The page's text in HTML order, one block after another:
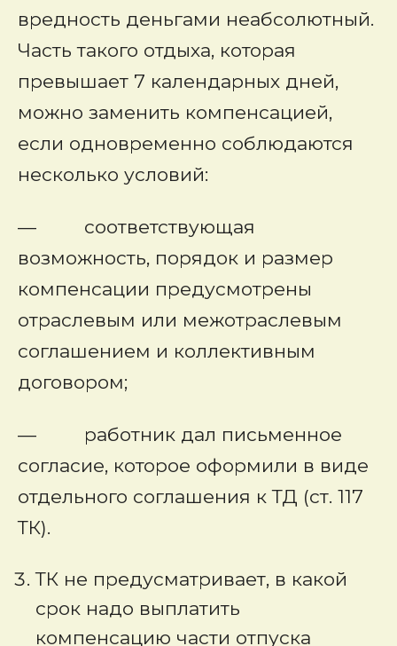
вредность деньгами неабсолютный.
Часть такого отдыха, которая
превышает 7 календарных дней,
можно заменить компенсацией,
если одновременно соблюдаются
несколько условий:
— соответствующая
возможность, порядок и размер
компенсации предусмотрены
отраслевым или межотраслевым
соглашением и коллективным
договором;
— работник дал письменное
согласие, которое оформили в виде
отдельного соглашения к ТД (ст. 117
ТК).
ТК не предусматривает, в какой
срок надо выплатить
компенсацию части отпуска